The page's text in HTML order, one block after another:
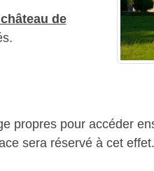
de
propres pour accéder
sera réservé à cet effet.